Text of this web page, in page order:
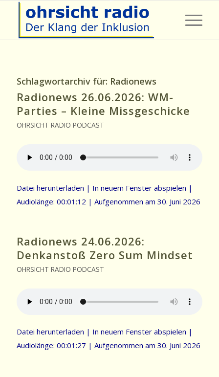
Schlagwortarchiv für: Radionews
Radionews 26.06.2026: WM-
Parties – Kleine Missgeschicke
OHRSICHT RADIO PODCAST
Datei herunterladen | In neuem Fenster abspielen |
Audiolänge: 00:01:12 | Aufgenommen am 30. Juni 2026
Radionews 24.06.2026:
Denkanstoß Zero Sum Mindset
OHRSICHT RADIO PODCAST
Datei herunterladen | In neuem Fenster abspielen |
Audiolänge: 00:01:27 | Aufgenommen am 30. Juni 2026